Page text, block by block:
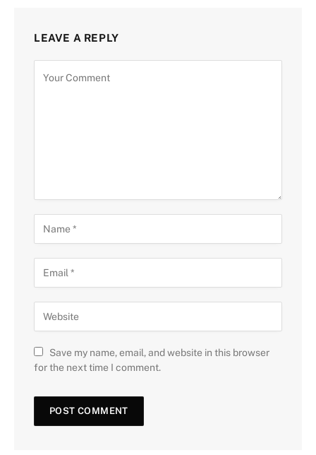
LEAVE A REPLY
Save my name, email, and website in this browser
for the next time I comment.